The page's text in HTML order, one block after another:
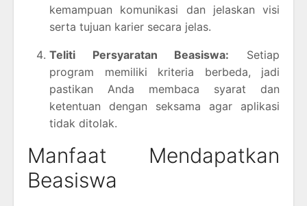
kemampuan komunikasi dan jelaskan visi
serta tujuan karier secara jelas.
Teliti Persyaratan Beasiswa: Setiap
program memiliki kriteria berbeda, jadi
pastikan Anda membaca syarat dan
ketentuan dengan seksama agar aplikasi
tidak ditolak.
Manfaat Mendapatkan
Beasiswa